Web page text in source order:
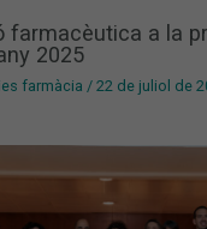
farmacèutica a la
2025
farmàcia /22 de juliol de